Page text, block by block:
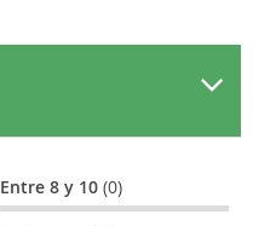
Entre 8 y 10(0)